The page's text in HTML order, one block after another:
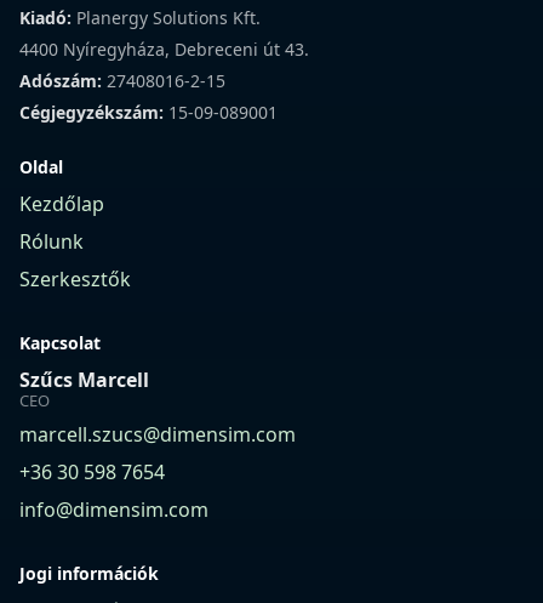
Kiadó: Planergy Solutions Kft.
4400 Nyíregyháza, Debreceni út 43.
Adószám: 27408016-2-15
Cégjegyzékszám: 15-09-089001
Oldal
Kezdőlap
Rólunk
Szerkesztők
Kapcsolat
Szűcs Marcell
CEO
marcell.szucs@dimensim.com
+36 30 598 7654
info@dimensim.com
Jogi információk